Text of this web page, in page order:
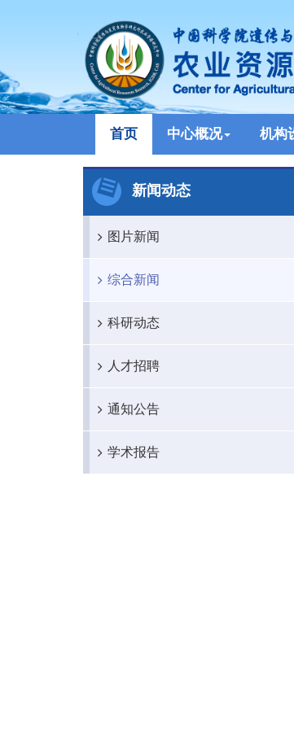
首页 中心概况 机构
新闻动态
图片新闻
综合新闻
科研动态
人才招聘
通知公告
学术报告